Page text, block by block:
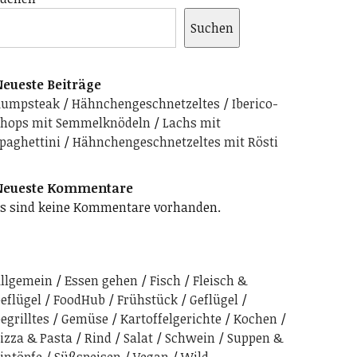
Suchen
Beiträge
Hähnchengeschnetzeltes
Iberico-
mit Semmelknödeln
Lachs mit
Hähnchengeschnetzeltes mit Rösti
Kommentare
sind keine Kommentare vorhanden.
Essen gehen Fisch
Fleisch &
FoodHub Frühstück
Geflügel
Gemüse Kartoffelgerichte
Kochen
& Pasta
Rind Salat Schwein
Suppen &